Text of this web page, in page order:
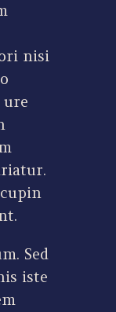
nisi
ure
Sed
iste